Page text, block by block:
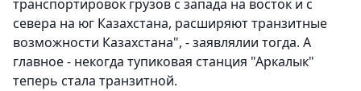
транспортировок грузов с запада на восток и с
севера на юг Казахстана, расширяют транзитные
возможности Казахстана", - заявлялии тогда. А
главное - некогда тупиковая станция "Аркалык"
теперь стала транзитной.